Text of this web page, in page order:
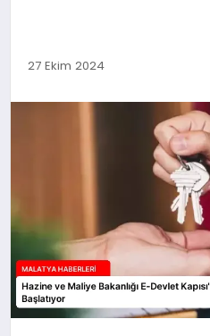
MAGAZIN
SPOR
TEKNOLOJI
27 Ekim 2024